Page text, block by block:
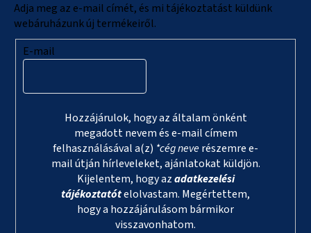
Adja meg az e-mail címét, és mi tájékoztatást küldünk
webáruházunk új termékeiről.
E-mail
Hozzájárulok, hogy az általam önként
megadott nevem és e-mail címem
felhasználásával a(z) *cég neverészemre e-
mail útján hírleveleket, ajánlatokat küldjön.
Kijelentem, hogy azadatkezelési
tájékoztatótelolvastam. Megértettem,
hogy a hozzájárulásom bármikor
visszavonhatom.